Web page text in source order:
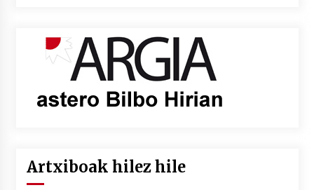
Artxiboak hilez hile